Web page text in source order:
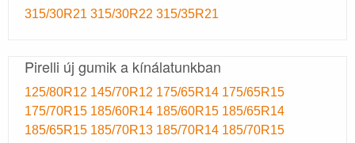
315/30R21 315/30R22 315/35R21
Pirelli új gumik a kínálatunkban
125/80R12 145/70R12 175/65R14 175/65R15
175/70R15 185/60R14 185/60R15 185/65R14
185/65R15 185/70R13 185/70R14 185/70R15